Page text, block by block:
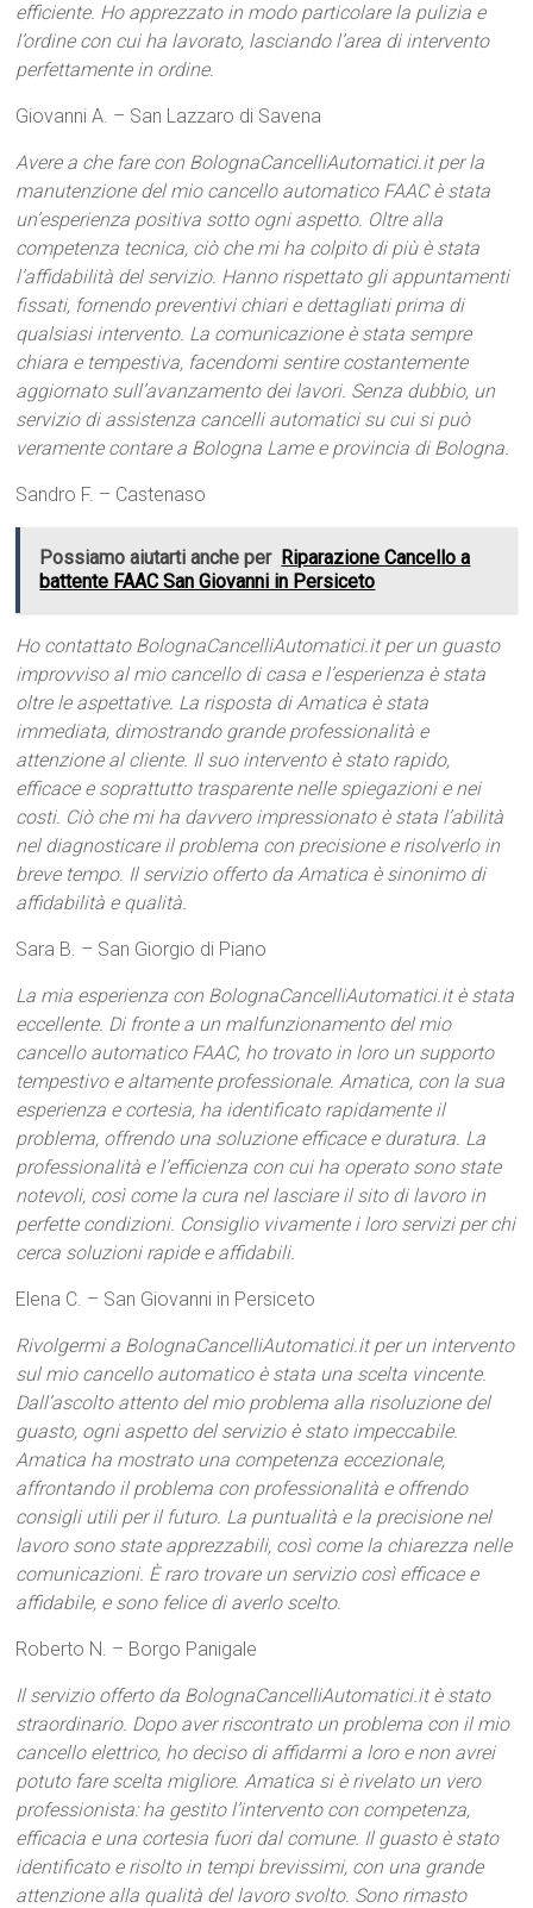
efficiente. Ho apprezzato in modo particolare la pulizia e
l’ordine con cui ha lavorato, lasciando l’area di intervento
perfettamente in ordine.
Giovanni A. – San Lazzaro di Savena
Avere a che fare con BolognaCancelliAutomatici.it per la
manutenzione del mio cancello automatico FAAC è stata
un’esperienza positiva sotto ogni aspetto. Oltre alla
competenza tecnica, ciò che mi ha colpito di più è stata
l’affidabilità del servizio. Hanno rispettato gli appuntamenti
fissati, fornendo preventivi chiari e dettagliati prima di
qualsiasi intervento. La comunicazione è stata sempre
chiara e tempestiva, facendomi sentire costantemente
aggiornato sull’avanzamento dei lavori. Senza dubbio, un
servizio di assistenza cancelli automatici su cui si può
veramente contare a Bologna Lame e provincia di Bologna.
Sandro F. – Castenaso
Possiamo aiutarti anche per Riparazione Cancello a
battente FAAC San Giovanni in Persiceto
Ho contattato BolognaCancelliAutomatici.it per un guasto
improvviso al mio cancello di casa e l’esperienza è stata
oltre le aspettative. La risposta di Amatica è stata
immediata, dimostrando grande professionalità e
attenzione al cliente. Il suo intervento è stato rapido,
efficace e soprattutto trasparente nelle spiegazioni e nei
costi. Ciò che mi ha davvero impressionato è stata l’abilità
nel diagnosticare il problema con precisione e risolverlo in
breve tempo. Il servizio offerto da Amatica è sinonimo di
affidabilità e qualità.
Sara B. – San Giorgio di Piano
La mia esperienza con BolognaCancelliAutomatici.it è stata
eccellente. Di fronte a un malfunzionamento del mio
cancello automatico FAAC, ho trovato in loro un supporto
tempestivo e altamente professionale. Amatica, con la sua
esperienza e cortesia, ha identificato rapidamente il
problema, offrendo una soluzione efficace e duratura. La
professionalità e l’efficienza con cui ha operato sono state
notevoli, così come la cura nel lasciare il sito di lavoro in
perfette condizioni. Consiglio vivamente i loro servizi per chi
cerca soluzioni rapide e affidabili.
Elena C. – San Giovanni in Persiceto
Rivolgermi a BolognaCancelliAutomatici.it per un intervento
sul mio cancello automatico è stata una scelta vincente.
Dall’ascolto attento del mio problema alla risoluzione del
guasto, ogni aspetto del servizio è stato impeccabile.
Amatica ha mostrato una competenza eccezionale,
affrontando il problema con professionalità e offrendo
consigli utili per il futuro. La puntualità e la precisione nel
lavoro sono state apprezzabili, così come la chiarezza nelle
comunicazioni. È raro trovare un servizio così efficace e
affidabile, e sono felice di averlo scelto.
Roberto N. – Borgo Panigale
Il servizio offerto da BolognaCancelliAutomatici.it è stato
straordinario. Dopo aver riscontrato un problema con il mio
cancello elettrico, ho deciso di affidarmi a loro e non avrei
potuto fare scelta migliore. Amatica si è rivelato un vero
professionista: ha gestito l’intervento con competenza,
efficacia e una cortesia fuori dal comune. Il guasto è stato
identificato e risolto in tempi brevissimi, con una grande
attenzione alla qualità del lavoro svolto. Sono rimasto